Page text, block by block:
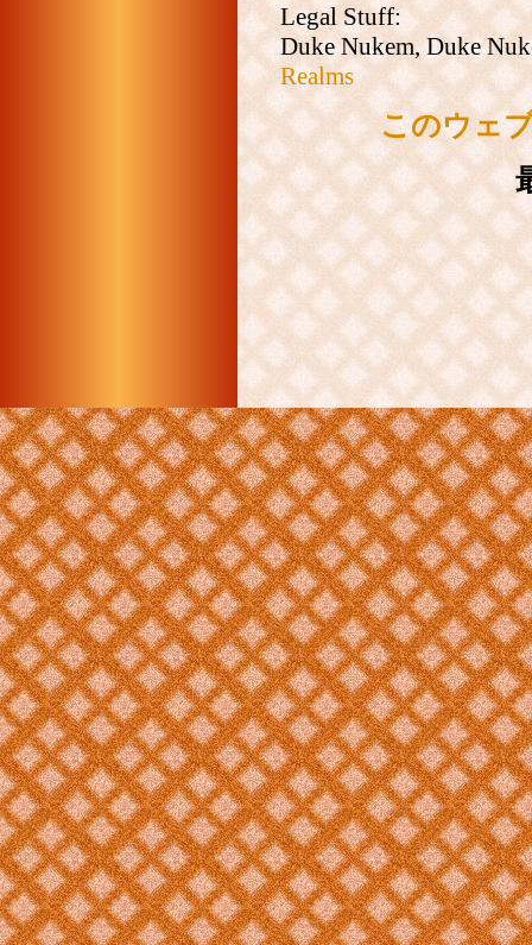
Legal Stuff:
Duke Nukem, Duke
Realms
このウェ